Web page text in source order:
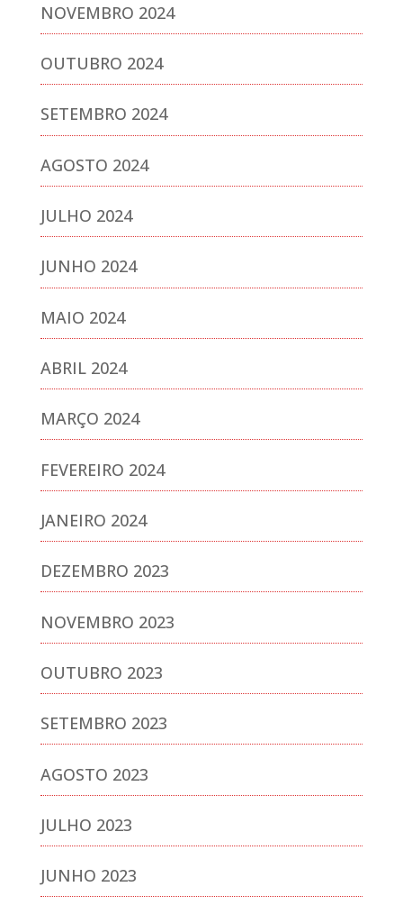
NOVEMBRO 2024
OUTUBRO 2024
SETEMBRO 2024
AGOSTO 2024
JULHO 2024
JUNHO 2024
MAIO 2024
ABRIL 2024
MARÇO 2024
FEVEREIRO 2024
JANEIRO 2024
DEZEMBRO 2023
NOVEMBRO 2023
OUTUBRO 2023
SETEMBRO 2023
AGOSTO 2023
JULHO 2023
JUNHO 2023